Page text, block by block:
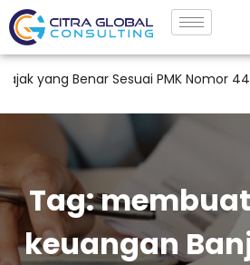
Benar Sesuai PMK Nomor 44
Tag:
keuangan